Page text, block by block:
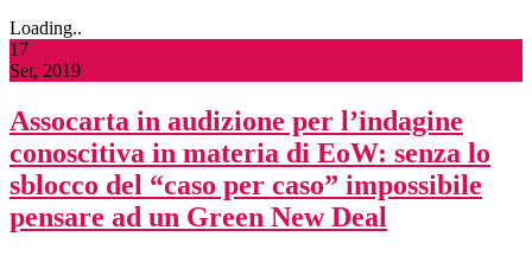
Loading..
17
Set, 2019
Assocarta in audizione per l’indagine
conoscitiva in materia di EoW: senza lo
sblocco del “caso per caso” impossibile
pensare ad un Green New Deal